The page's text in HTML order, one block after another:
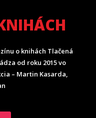
o knihách Tlačená
od roku 2015 vo
– Martin Kasarda,